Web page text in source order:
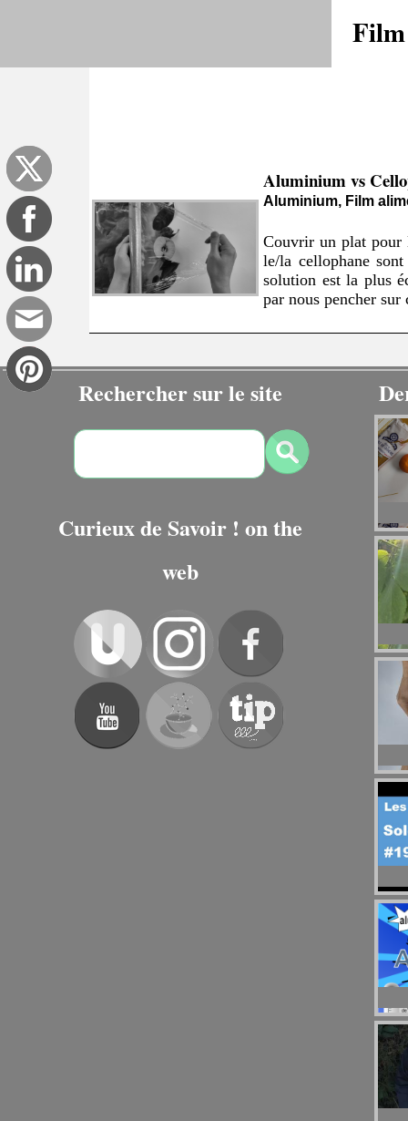
Aluminium vs
Aluminium, Film
Couvrir un plat pour
le/la cellophane
solution est la plus
par nous pencher
Rechercher sur le site
Curieux de Savoir ! on the
web